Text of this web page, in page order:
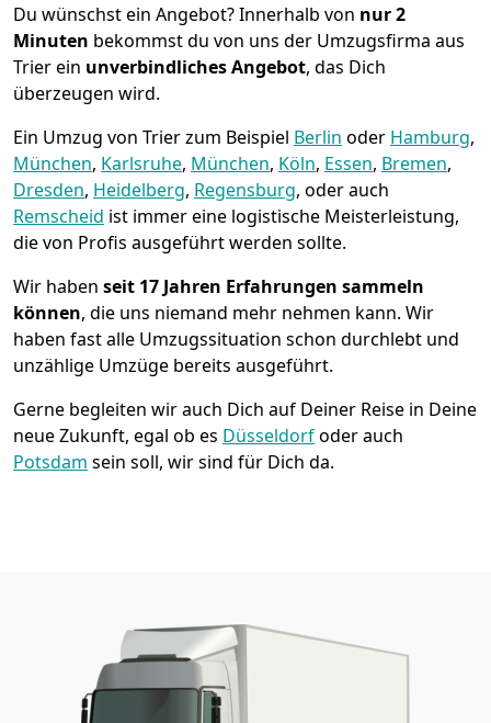
Du wünschst ein Angebot? Innerhalb von nur 2
Minuten bekommst du von uns der Umzugsfirma aus
Trier ein unverbindliches Angebot, das Dich
überzeugen wird.
Ein Umzug von Trier zum Beispiel Berlin oder Hamburg,
München, Karlsruhe, München, Köln, Essen, Bremen,
Dresden, Heidelberg, Regensburg, oder auch
Remscheid ist immer eine logistische Meisterleistung,
die von Profis ausgeführt werden sollte.
Wir haben seit 17 Jahren Erfahrungen sammeln
können, die uns niemand mehr nehmen kann. Wir
haben fast alle Umzugssituation schon durchlebt und
unzählige Umzüge bereits ausgeführt.
Gerne begleiten wir auch Dich auf Deiner Reise in Deine
neue Zukunft, egal ob es Düsseldorfoder auch
Potsdam sein soll, wir sind für Dich da.